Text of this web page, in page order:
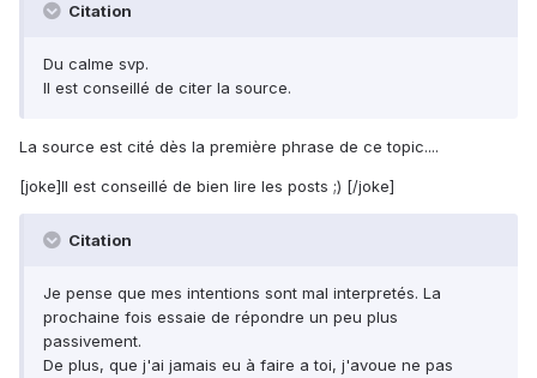
Citation
Du calme svp.
Il est conseillé de citer la source.
La source est cité dès la première phrase de ce topic....
[joke]Il est conseillé de bien lire les posts ;) [/joke]
Citation
Je pense que mes intentions sont mal interpretés. La
prochaine fois essaie de répondre un peu plus
passivement.
De plus, que j'ai jamais eu à faire a toi, j'avoue ne pas